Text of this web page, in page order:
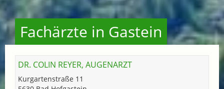
Fachärzte in Gastein
DR. COLIN REYER, AUGENARZT
Kurgartenstraße 11